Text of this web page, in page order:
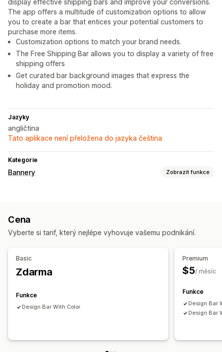
display effective shipping bars and improve your conversions.
The app offers a multitude of customization options to allow
you to create a bar that entices your potential customers to
purchase more items.
Customization options to match your brand needs.
The Free Shipping Bar allows you to display a variety of free
shipping offers
Get curated bar background images that express the
holiday and promotion mood.
Jazyky
angličtina
Tato aplikace není přeložena do jazyka čeština
Kategorie
Bannery Zobrazit funkce
Cena
Vyberte si tarif, který nejlépe vyhovuje vašemu podnikání.
Basic
Zdarma
Funkce
Design Bar With Color
Premium
$5/ měsíc
Funkce
Design Bar
Design Bar